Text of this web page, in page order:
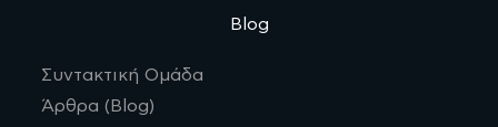
Blog
Συντακτική Ομάδα
Άρθρα (Blog)